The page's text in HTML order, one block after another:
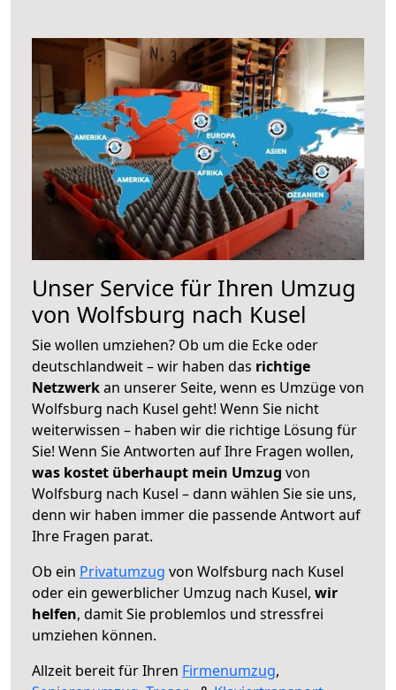
Unser Service für Ihren Umzug
von Wolfsburg nach Kusel
Sie wollen umziehen? Ob um die Ecke oder
deutschlandweit – wir haben das richtige
Netzwerkan unserer Seite, wenn es Umzüge von
Wolfsburg nach Kusel geht! Wenn Sie nicht
weiterwissen – haben wir die richtige Lösung für
Sie! Wenn Sie Antworten auf Ihre Fragen wollen,
was kostet überhaupt mein Umzug von
Wolfsburg nach Kusel – dann wählen Sie sie uns,
denn wir haben immer die passende Antwort auf
Ihre Fragen parat.
Ob ein Privatumzug von Wolfsburg nach Kusel
oder ein gewerblicher Umzug nach Kusel, wir
helfen, damit Sie problemlos und stressfrei
umziehen können.
Allzeit bereit für Ihren Firmenumzug,